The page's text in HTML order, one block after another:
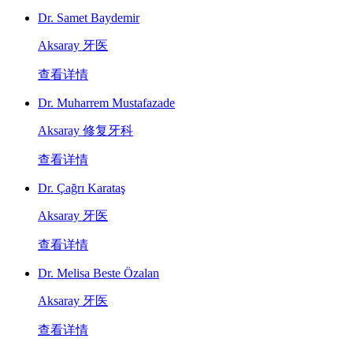
Dr. Samet Baydemir
Aksaray 牙医
查看详情
Dr. Muharrem Mustafazade
Aksaray 修复牙科
查看详情
Dr. Çağrı Karataş
Aksaray 牙医
查看详情
Dr. Melisa Beste Özalan
Aksaray 牙医
查看详情